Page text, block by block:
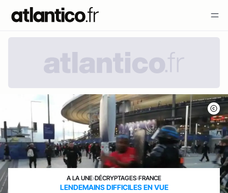
A LA UNE›DÉCRYPTAGES›FRANCE
LENDEMAINS DIFFICILES EN VUE